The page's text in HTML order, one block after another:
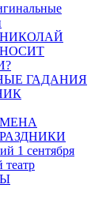
ГАДАНИЯ
1 сентября